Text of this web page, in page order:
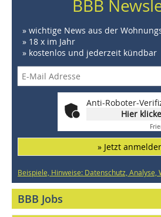
BBB
» wichtige News aus der
» 18 x im Jahr
» kostenlos und jederzeit kündbar
Anti-Roboter-
Hier
» Jetzt
Beispiele, Hinweise: Datenschutz, Analyse,
BBB Jobs